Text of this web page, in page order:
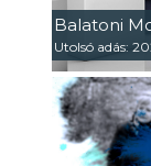
Balatoni
Utolsó adás: